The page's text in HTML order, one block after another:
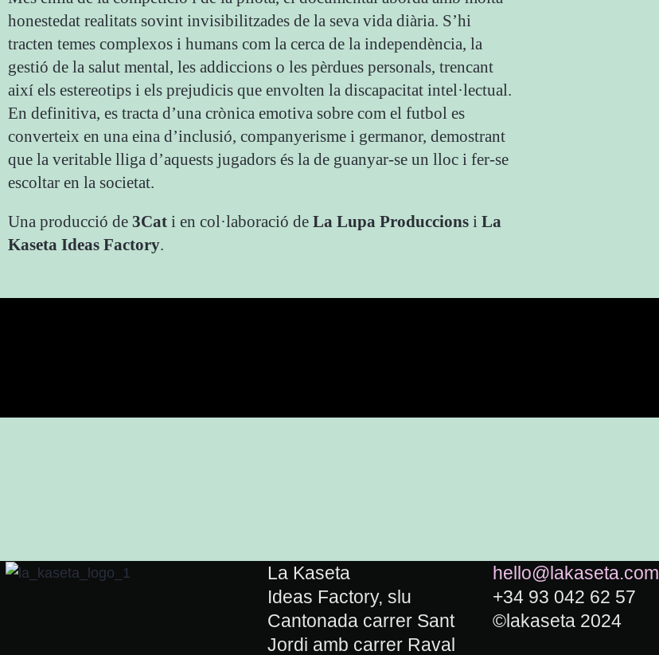
honestedat realitats sovint invisibilitzades de la seva vida diària. S’hi
tracten temes complexos i humans com la cerca de la independència, la
gestió de la salut mental, les addiccions o les pèrdues personals, trencant
així els estereotips i els prejudicis que envolten la discapacitat intel·lectual.
En definitiva, es tracta d’una crònica emotiva sobre com el futbol es
converteix en una eina d’inclusió, companyerisme i germanor, demostrant
que la veritable lliga d’aquests jugadors és la de guanyar-se un lloc i fer-se
escoltar en la societat.
Una producció de 3Cat i en col·laboració de La Lupa Produccions i La
Kaseta Ideas Factory.
La Kaseta
Ideas Factory, slu
Cantonada carrer Sant
Jordi amb carrer Raval
hello@lakaseta.com
+34 93 042 62 57
©lakaseta 2024